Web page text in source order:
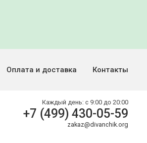
Оплата и доставка Контакты
Каждый день: с 9:00 до 20:00
+7 (499) 430-05-59
zakaz@divanchik.org